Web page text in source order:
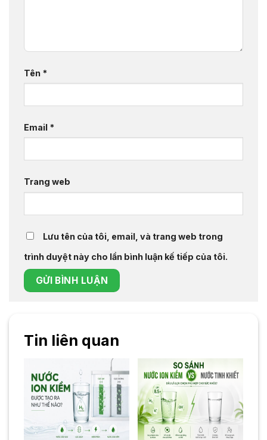
Tên *
Email *
Trang web
Lưu tên của tôi, email, và trang web trong
trình duyệt này cho lần bình luận kế tiếp của tôi.
Tin liên quan